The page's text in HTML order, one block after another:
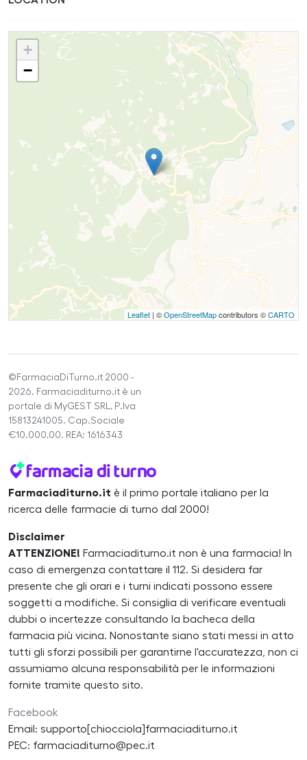
+
−
Leaflet | ©OpenStreetMapcontributors ©CARTO
©FarmaciaDiTurno.it 2000 -
2026. Farmaciaditurno.it è un
portale di MyGEST SRL, P.Iva
15813241005. Cap.Sociale
€10.000,00. REA: 1616343
Farmaciaditurno.it è il primo portale italiano per la
ricerca delle farmacie di turno dal 2000!
Disclaimer
ATTENZIONE! Farmaciaditurno.it non è una farmacia! In
caso di emergenza contattare il 112. Si desidera far
presente che gli orari e i turni indicati possono essere
soggetti a modifiche. Si consiglia di verificare eventuali
dubbi o incertezze consultando la bacheca della
farmacia più vicina. Nonostante siano stati messi in atto
tutti gli sforzi possibili per garantirne l'accuratezza, non ci
assumiamo alcuna responsabilità per le informazioni
fornite tramite questo sito.
Facebook
Email: supporto[chiocciola]farmaciaditurno.it
PEC: farmaciaditurno@pec.it